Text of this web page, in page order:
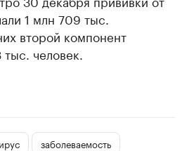
1 млн 709 тыс.
второй компонент
человек.
заболеваемость